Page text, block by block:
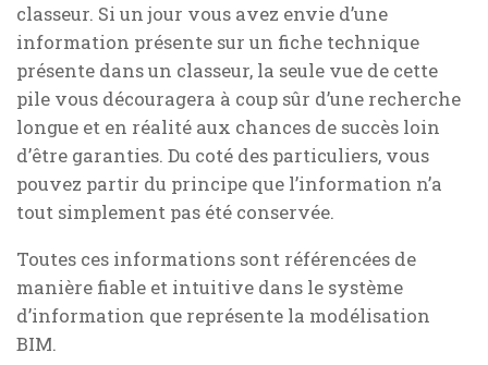
classeur. Si un jour vous avez envie d’une
information présente sur un fiche technique
présente dans un classeur, la seule vue de cette
pile vous découragera à coup sûr d’une recherche
longue et en réalité aux chances de succès loin
d’être garanties. Du coté des particuliers, vous
pouvez partir du principe que l’information n’a
tout simplement pas été conservée.
Toutes ces informations sont référencées de
manière fiable et intuitive dans le système
d’information que représente la modélisation
BIM.